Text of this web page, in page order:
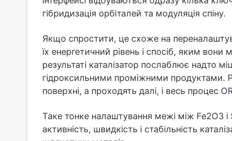
гібридизація орбіталей та модуляція спіну.
Якщо спростити, це схоже на
їх енергетичний рівень і спосіб, яким
результаті каталізатор послаблює надто
гідроксильними проміжними продуктами.
поверхні, а проходять далі, і весь процес
Таке тонке налаштування межі між Fe2O3
активність, швидкість і стабільність